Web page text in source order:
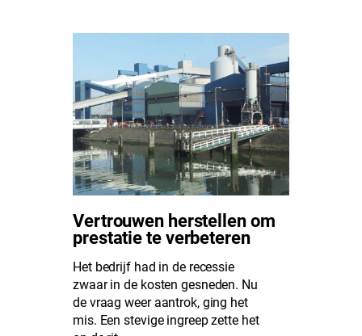
Vertrouwen herstellen om
prestatie te verbeteren
Het bedrijf had in de recessie
zwaar in de kosten gesneden. Nu
de vraag weer aantrok, ging het
mis. Een stevige ingreep zette het